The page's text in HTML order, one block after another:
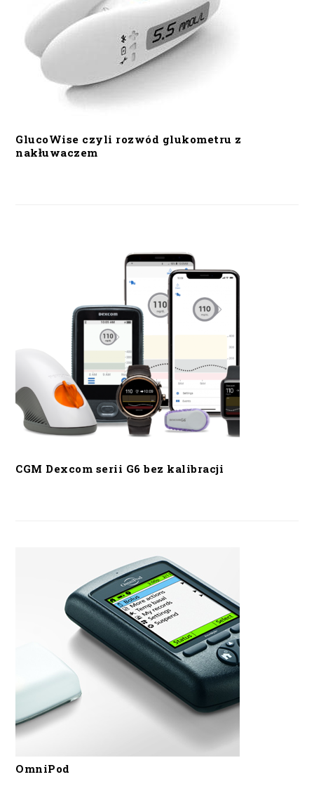
GlucoWise czyli rozwód glukometru z
nakłuwaczem
CGM Dexcom serii G6 bez kalibracji
OmniPod